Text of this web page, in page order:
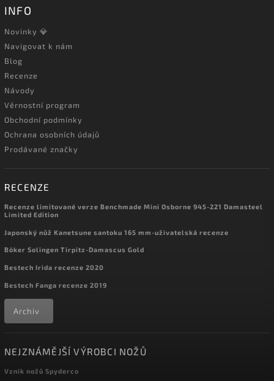
INFO
Novinky 💎
Navigovat k nám
Blog
Recenze
Návody
Věrnostní program
Obchodní podmínky
Ochrana osobních údajů
Prodávané značky
RECENZE
Recenze limitované verze Benchmade Mini Osborne 945-221 Damasteel
Limited Edition
Japonský nůž Kanetsune santoku 165 mm-uživatelská recenze
Böker Solingen Tirpitz-Damascus Gold
Bestech Irida recenze 2020
Bestech Fanga recenze 2019
Archiv
NEJZNÁMĚJŠÍ VÝROBCI NOŽŮ
Vznik nožů Spyderco